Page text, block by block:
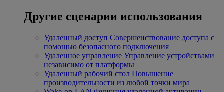
Другие сценарии использования
Удаленный доступ Совершенствование доступа с
помощью безопасного подключения
Удаленное управление Управление устройствами
независимо от платформы
Удаленный рабочий стол Повышение
производительности из любой точки мира